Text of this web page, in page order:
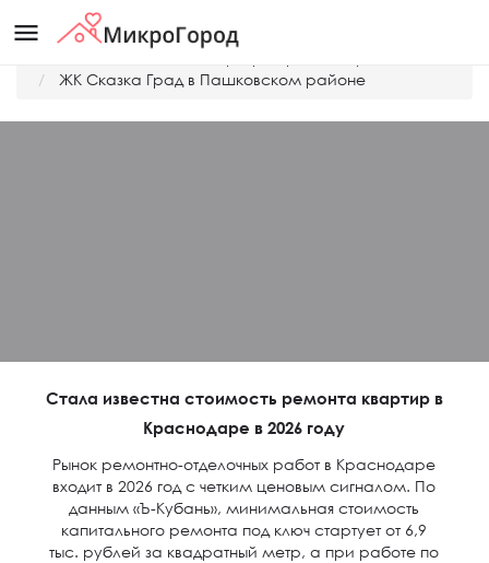
menu
ЖК Сказка Град в Пашковском районе
Стала известна стоимость ремонта квартир в
Краснодаре в 2026 году
Рынок ремонтно-отделочных работ в Краснодаре
входит в 2026 год с четким ценовым сигналом. По
данным «Ъ-Кубань», минимальная стоимость
капитального ремонта под ключ стартует от 6,9
тыс. рублей за квадратный метр, а при работе по